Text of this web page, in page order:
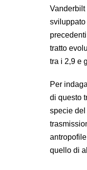
sviluppato
tratto
tra i 2,9 e
Per
di questo
specie
quello di